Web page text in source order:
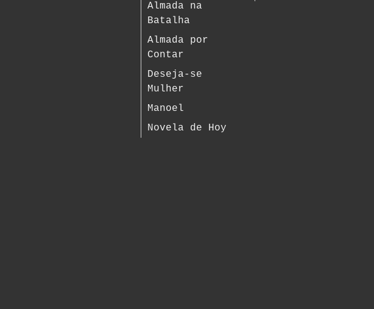
Almada na
Batalha
Almada por
Contar
Deseja-se
Mulher
Manoel
Novela de Hoy